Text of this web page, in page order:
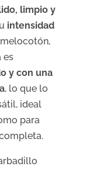
limpio y
intensidad
es
y con una
, lo que lo
ideal
para